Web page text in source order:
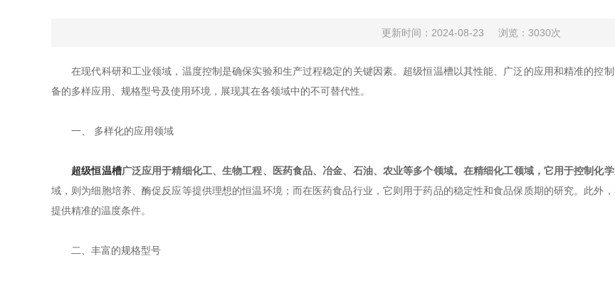
更新时间：2024-08-23 浏览：3030次
在现代科研和工业领域，温度控制是确保实验和生产过程稳定的关键因素。超级恒温槽以其性能、广泛的应用和精准的控
备的多样应用、规格型号及使用环境，展现其在各领域中的不可替代性。
一、 多样化的应用领域
超级恒温槽广泛应用于精细化工、生物工程、医药食品、冶金、石油、农业等多个领域。在精细化工领域，它用于控制化
域，则为细胞培养、酶促反应等提供理想的恒温环境；而在医药食品行业，它则用于药品的稳定性和食品保质期的研究。此外
提供精准的温度条件。
二、丰富的规格型号